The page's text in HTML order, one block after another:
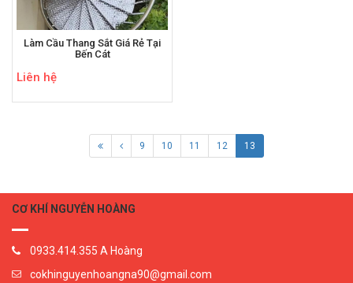
Làm Cầu Thang Sắt Giá Rẻ Tại
Bến Cát
Liên hệ
9 10 11 12 13
CƠ KHÍ NGUYỄN HOÀNG
0933.414.355 A Hoàng
cokhinguyenhoangna90@gmail.com